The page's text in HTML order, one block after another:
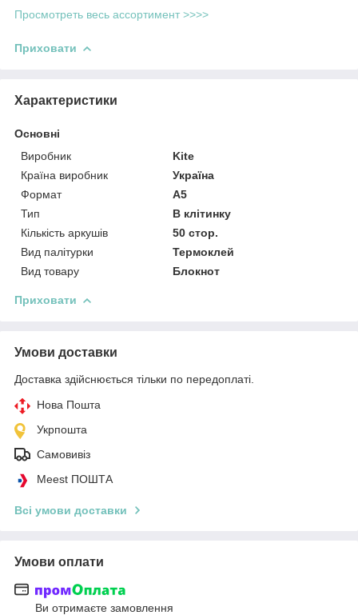
Просмотреть весь ассортимент >>>>
Приховати
Характеристики
Основні
Виробник
Kite
Країна виробник
Україна
Формат
A5
Тип
В клітинку
Кількість аркушів
50 стор.
Вид палітурки
Термоклей
Вид товару
Блокнот
Приховати
Умови доставки
Доставка здійснюється тільки по передоплаті.
Нова Пошта
Укрпошта
Самовивіз
Meest ПОШТА
Всі умови доставки
Умови оплати
Ви отримаєте замовлення